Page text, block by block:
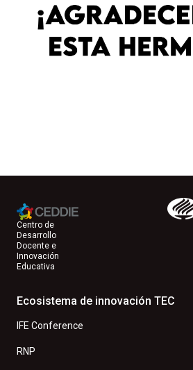
Centro de
Desarrollo
Docente e
Innovación
Educativa
Ecosistema de innovación TEC
IFE Conference
RNP